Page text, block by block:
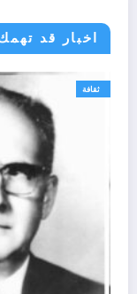
اخبار قد
الحدث